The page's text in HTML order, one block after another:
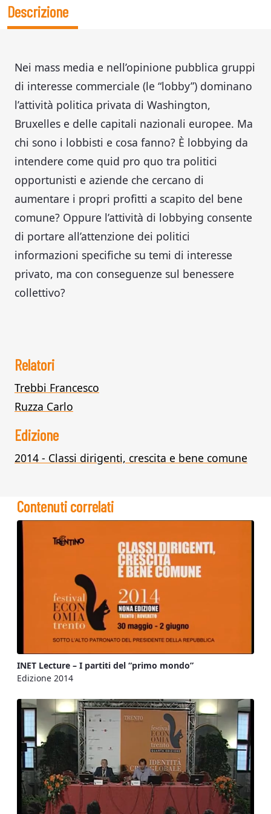
Descrizione
Nei mass media e nell’opinione pubblica gruppi
di interesse commerciale (le “lobby”) dominano
l’attività politica privata di Washington,
Bruxelles e delle capitali nazionali europee. Ma
chi sono i lobbisti e cosa fanno? È lobbying da
intendere come quid pro quo tra politici
opportunisti e aziende che cercano di
aumentare i propri profitti a scapito del bene
comune? Oppure l’attività di lobbying consente
di portare all’attenzione dei politici
informazioni specifiche su temi di interesse
privato, ma con conseguenze sul benessere
collettivo?
Relatori
Trebbi Francesco
Ruzza Carlo
Edizione
2014 - Classi dirigenti, crescita e bene comune
Contenuti correlati
INET Lecture – I partiti del “primo mondo”
Edizione 2014